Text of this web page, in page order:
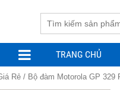
TRANG CHỦ
Rẻ / Bộ đàm Motorola GP 329